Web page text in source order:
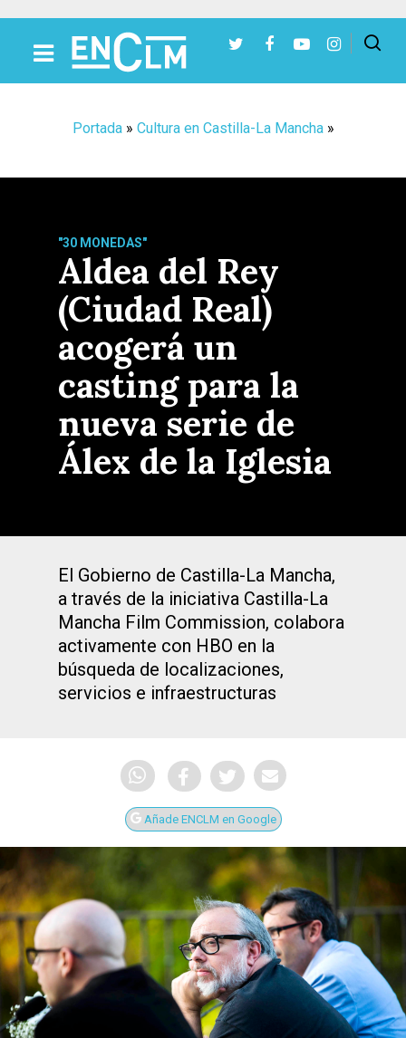
Portada» Cultura en Castilla-La Mancha»
"30 MONEDAS"
Aldea del Rey
(Ciudad Real)
acogerá un
casting para la
nueva serie de
Álex de la Iglesia
El Gobierno de Castilla-La Mancha,
a través de la iniciativa Castilla-La
Mancha Film Commission, colabora
activamente con HBO en la
búsqueda de localizaciones,
servicios e infraestructuras
Añade ENCLM en Google